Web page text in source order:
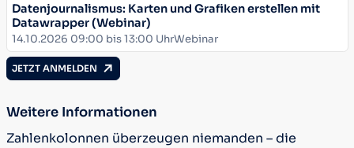
Datenjournalismus: Karten und Grafiken erstellen mit
Datawrapper (Webinar)
Datum:
14.10.2026 09:00 bis 13:00 UhrOrt:
Webinar
JETZT ANMELDEN
Weitere Informationen
Zahlenkolonnen überzeugen niemanden – die